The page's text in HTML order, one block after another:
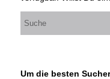
Um die besten